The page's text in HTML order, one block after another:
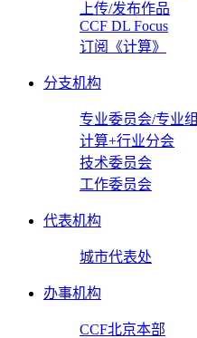
上传/发布作品
CCF DL Focus
订阅《计算》
分支机构
专业委员会/专业组
计算+行业分会
技术委员会
工作委员会
代表机构
城市代表处
办事机构
CCF北京本部